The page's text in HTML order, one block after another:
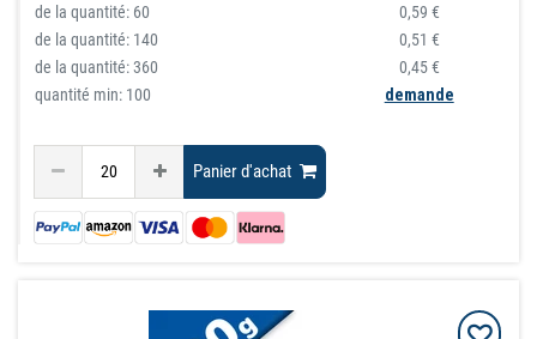
de la quantité: 60
0,59 €
de la quantité: 140
0,51 €
de la quantité:360
0,45 €
quantité min: 100
demande
Panier d'achat